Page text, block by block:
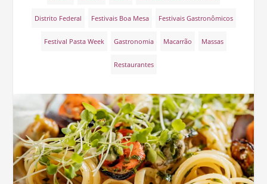
Distrito Federal Festivais Boa Mesa Festivais Gastronômicos
Festival Pasta Week Gastronomia Macarrão Massas
Restaurantes